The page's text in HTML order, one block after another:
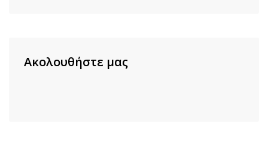
Ακολουθήστε μας